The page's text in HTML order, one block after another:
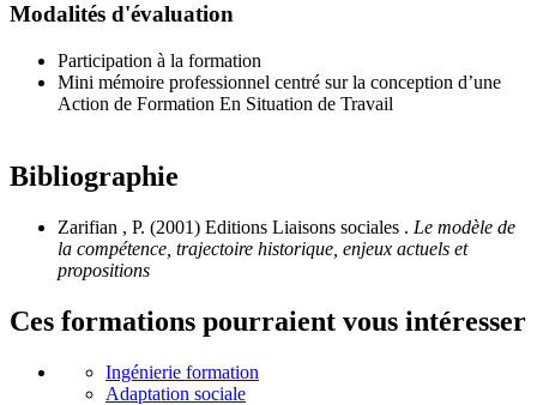
Modalités d'évaluation
Participation à la formation
Mini mémoire professionnel centré sur la conception d’une
Action de Formation En Situation de Travail
Bibliographie
Zarifian , P. (2001) Editions Liaisons sociales . Le modèle de
la compétence, trajectoire historique, enjeux actuels et
propositions
Ces formations pourraient vous intéresser
Ingénierie formation
Adaptation sociale